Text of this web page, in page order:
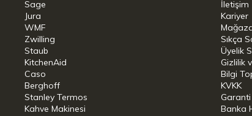
Sage
Jura
WMF
Zwilling
Staub
KitchenAid
Caso
Berghoff
Stanley Termos
Kahve Makinesi
İletişim
Kariyer
Sıkça
Üyelik
Gizlilik
Bilgi
KVKK
Garanti
Banka